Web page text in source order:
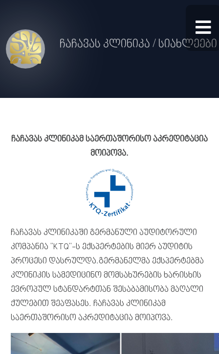
ჩაჩავას კლინიკა / სიახლეები
ჩაჩავას კლინიკამ საერთაშორისო აკრედიტაცია
მოიპოვა.
ჩაჩავას კლინიკაში გერმანული აუდიტორული
კომპანია "KTQ"-ს ექსპერტების მიერ აუდიტის
პროცესი დასრულდა.გერმანელმა ექსპერტებმა
კლინიკის სამედიცინო მომსახურების ხარისხის
ევროპულ სტანდარტთან შესაბამისობა მაღალი
ქულებით შეაფასეს. ჩაჩავას კლინიკამ
საერთაშორისო აკრედიტაცია მოიპოვა.